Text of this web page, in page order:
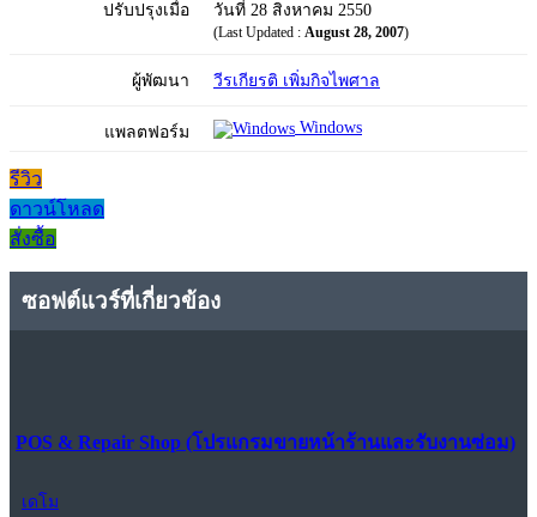
ปรับปรุงเมื่อ วันที่ 28 สิงหาคม 2550
(Last Updated : August 28, 2007)
ผู้พัฒนา วีรเกียรติ เพิ่มกิจไพศาล
แพลตฟอร์ม Windows
รีวิว
ดาวน์โหลด
สั่งซื้อ
ซอฟต์แวร์ที่เกี่ยวข้อง
POS & Repair Shop (โปรแกรมขายหน้าร้านและรับงานซ่อม)
เดโม